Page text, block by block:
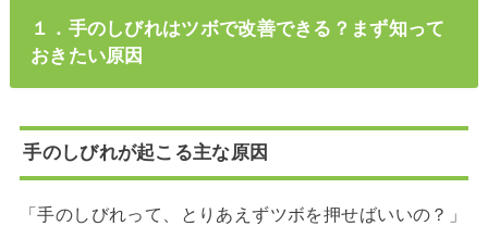
１．手のしびれはツボで改善できる？まず知って
おきたい原因
手のしびれが起こる主な原因
「手のしびれって、とりあえずツボを押せばいいの？」